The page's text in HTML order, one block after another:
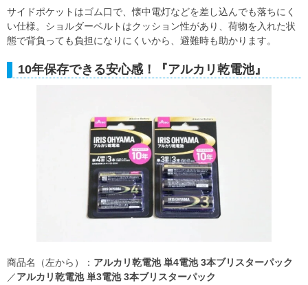
サイドポケットはゴム口で、懐中電灯などを差し込んでも落ちにく
い仕様。ショルダーベルトはクッション性があり、荷物を入れた状
態で背負っても負担になりにくいから、避難時も助かります。
10年保存できる安心感！『アルカリ乾電池』
商品名（左から）： アルカリ乾電池 単4電池 3本ブリスターパック
／アルカリ乾電池 単3電池 3本ブリスターパック